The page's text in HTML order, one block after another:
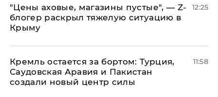
​"Цены аховые, магазины пустые", — Z-
блогер раскрыл тяжелую ситуацию в
Крыму
12:25
​Кремль остается за бортом: Турция,
Саудовская Аравия и Пакистан
создали новый центр силы
11:58